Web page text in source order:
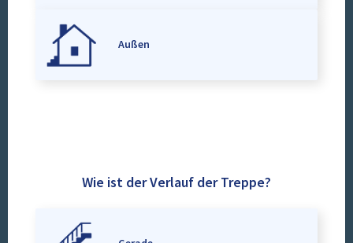
Außen
Wie ist der Verlauf der Treppe?